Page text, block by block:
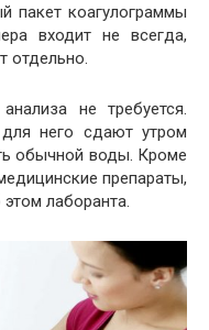
пакет коагулограммы
входит не всегда,
отдельно.
не требуется.
него сдают утром
обычной воды. Кроме
препараты,
лаборанта.